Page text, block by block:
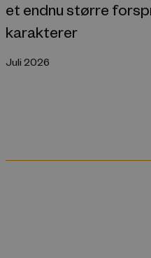
et endnu større
karakterer
Juli 2026